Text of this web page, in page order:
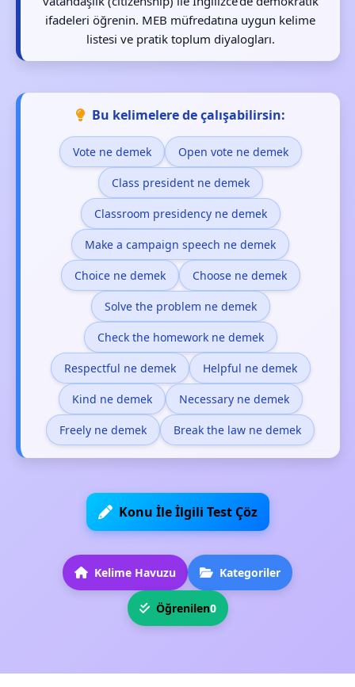
ifadeleri öğrenin. MEB müfredatına uygun kelime
listesi ve pratik toplum diyalogları.
Bu kelimelere de çalışabilirsin:
Vote ne demek Open vote ne demek
Class president ne demek
Classroom presidency ne demek
Make a campaign speech ne demek
Choice ne demek Choose ne demek
Solve the problem ne demek
Check the homework ne demek
Respectful ne demek Helpful ne demek
Kind ne demek Necessary ne demek
Freely ne demek Break the law ne demek
Konu İle İlgili Test Çöz
Kelime Havuzu Kategoriler
Öğrenilen0